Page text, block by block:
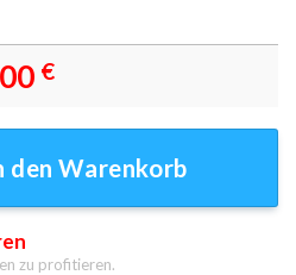
€
den Warenkorb
zu profitieren.